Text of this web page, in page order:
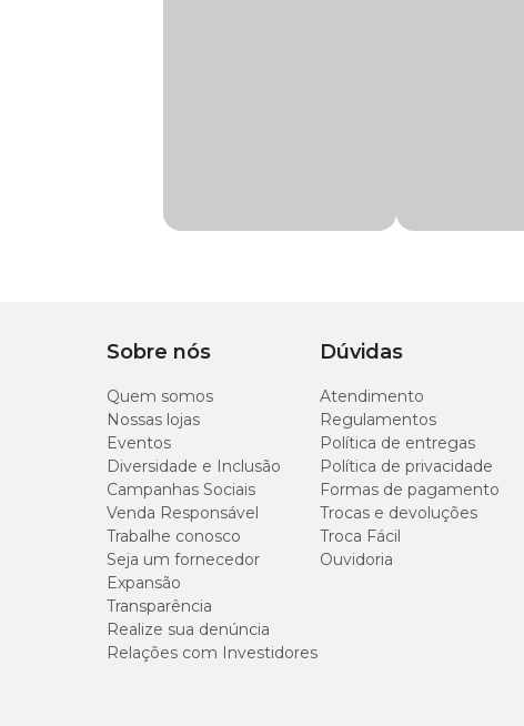
Sobre nós
Quem somos
Nossas lojas
Eventos
Diversidade e Inclusão
Campanhas Sociais
Venda Responsável
Trabalhe conosco
Seja um fornecedor
Expansão
Transparência
Realize sua denúncia
Relações com Investidores
Dúvidas
Atendimento
Regulamentos
Política de entregas
Política de privacidade
Formas de pagamento
Trocas e devoluções
Troca Fácil
Ouvidoria